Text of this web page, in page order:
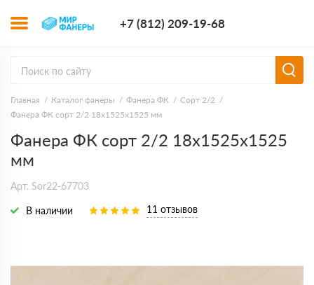
+7 (812) 209-19-68
Главная Каталог фанеры Фанера ФК
Сорт 2/2
Фанера ФК сорт 2/2 18х1525х1525 мм
Фанера ФК сорт 2/2 18х1525х1525
мм
Арт. Sor22-67703
В наличии 11 отзывов